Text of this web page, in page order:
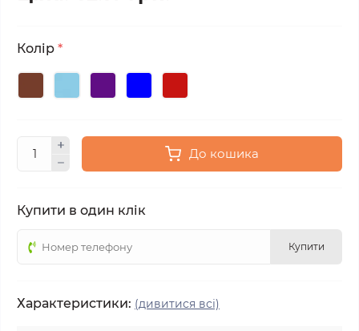
Колір *
До кошика
Купити в один клік
Купити
Характеристики: (дивитися всі)